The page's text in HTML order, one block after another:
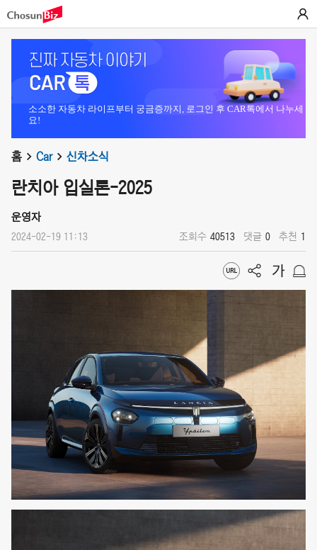
소소한 자동차 라이프부터 궁금증까지, 로그인 후 CAR톡에서 나누세
요!
홈 Car 신차소식
란치아 입실론-2025
운영자
2024-02-19 11:13 조회수 40513 댓글 0 추천 1